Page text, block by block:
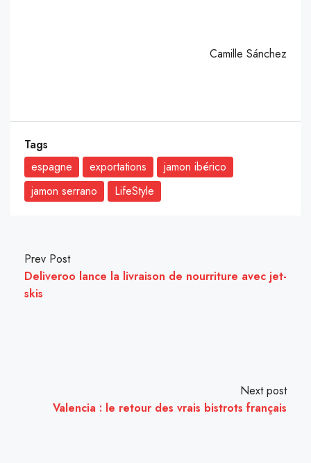
Camille Sánchez
Tags
espagne
exportations
jamon ibérico
jamon serrano
LifeStyle
Prev Post
Deliveroo lance la livraison de nourriture avec jet-
skis
Next post
Valencia : le retour des vrais bistrots français